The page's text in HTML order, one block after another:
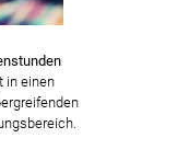
in einen